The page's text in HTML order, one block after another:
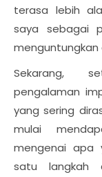
terasa lebih
saya sebagai
menguntungkan
Sekarang,
pengalaman
yang sering
mulai
mengenai apa
satu langkah